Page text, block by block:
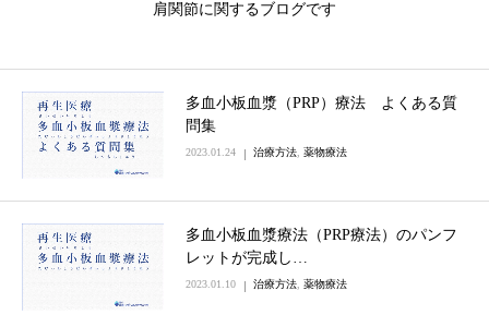
肩関節に関するブログです
多血小板血漿（PRP）療法 よくある質
問集
2023.01.24 治療方法 薬物療法
多血小板血漿療法（PRP療法）のパンフ
レットが完成し…
2023.01.10 治療方法 薬物療法